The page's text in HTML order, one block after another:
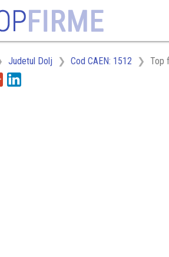
Judetul Dolj Cod CAEN: 1512 Top